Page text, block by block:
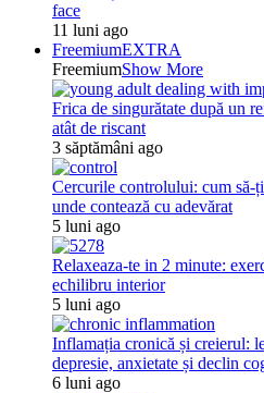
face
11 luni ago
FreemiumEXTRA
FreemiumShow More
Frica de singurătate după un
atât de riscant
3 săptămâni ago
Cercurile controlului: cum să-
unde contează cu adevărat
5 luni ago
Relaxeaza-te in 2 minute:
echilibru interior
5 luni ago
Inflamația cronică și creierul:
depresie, anxietate și declin
6 luni ago